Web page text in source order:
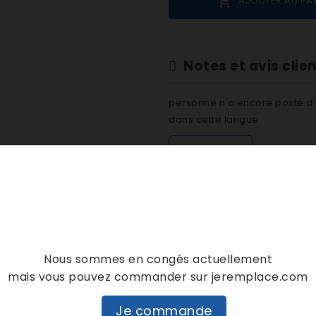
Notes et avis
personne n'a encore posté
dans cette langue
Nous sommes en congés actuellement
mais vous pouvez commander sur jeremplace.com
Je commande